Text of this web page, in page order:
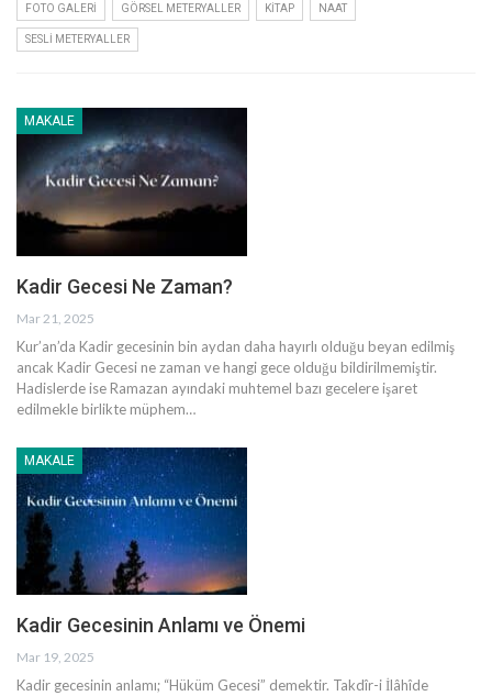
FOTO GALERI GÖRSEL METERYALLER KITAP NAAT
SESLI METERYALLER
MAKALE
Kadir Gecesi Ne Zaman?
Mar 21, 2025
Kur’an’da Kadir gecesinin bin aydan daha hayırlı olduğu beyan edilmiş
ancak Kadir Gecesi ne zaman ve hangi gece olduğu bildirilmemiştir.
Hadislerde ise Ramazan ayındaki muhtemel bazı gecelere işaret
edilmekle birlikte müphem…
MAKALE
Kadir Gecesinin Anlamı ve Önemi
Mar 19, 2025
Kadir gecesinin anlamı; “Hüküm Gecesi” demektir. Takdîr-i İlâhîde